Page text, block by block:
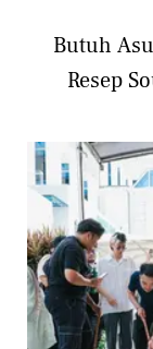
Butuh
Resep